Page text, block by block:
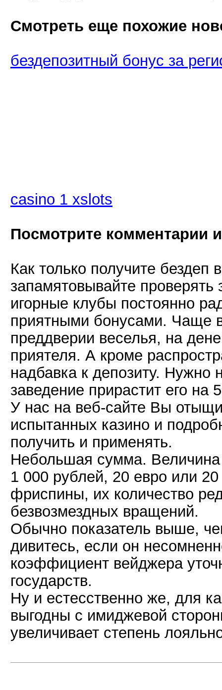
Смотреть еще похожие
бездепозитный бонус за
casino 1 xslots
Посмотрите комментарии
Как только получите бездеп
запамятовывайте проверять
игорные клубы постоянно
приятными бонусами. Чаще
преддверии веселья, на
приятеля. А кроме
надбавка к депозиту. Нужно
заведение прирастит его на
У нас на веб-сайте Вы
испытанных казино и
получить и применять.
Небольшая сумма. Величина
1 000 рублей, 20 евро или
фриспины, их количество
безвозмездных вращений.
Обычно показатель выше,
дивитесь, если он
коэффициент вейджера
государств.
Ну и естесственно же, для
выгодны с имиджевой
увеличивает степень